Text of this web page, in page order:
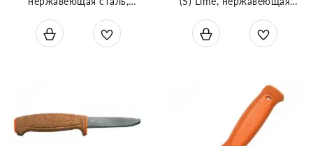
резиновая ручка со светло-
синей вставкой, 12248
сталь, пробковая ручка,
зеленый, 13686